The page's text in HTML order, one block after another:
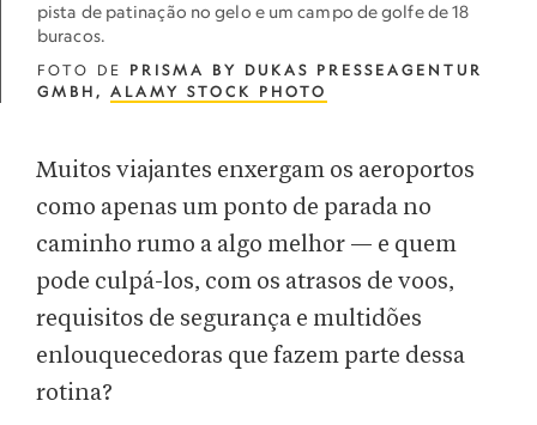
pista de patinação no gelo e um campo de golfe de 18
buracos.
FOTO DE PRISMA BY DUKAS PRESSEAGENTUR
GMBH, ALAMY STOCK PHOTO
Muitos viajantes enxergam os aeroportos
como apenas um ponto de parada no
caminho rumo a algo melhor — e quem
pode culpá-los, com os atrasos de voos,
requisitos de segurança e multidões
enlouquecedoras que fazem parte dessa
rotina?